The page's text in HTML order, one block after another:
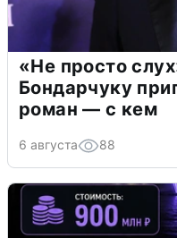
«Не просто
Бондарчуку
роман — с кем
6 августа 88